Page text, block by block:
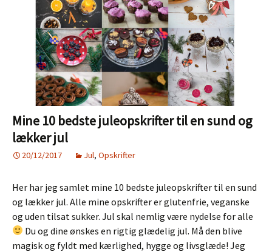
Mine 10 bedste juleopskrifter til en sund og
lækker jul
20/12/2017 Jul, Opskrifter
Her har jeg samlet mine 10 bedste juleopskrifter til en sund
og lækker jul. Alle mine opskrifter er glutenfrie, veganske
og uden tilsat sukker. Jul skal nemlig være nydelse for alle
Du og dine ønskes en rigtig glædelig jul. Må den blive
magisk og fyldt med kærlighed, hygge og livsglæde! Jeg